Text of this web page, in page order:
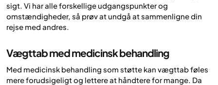
sigt. Vi har alle forskellige udgangspunkter og
omstændigheder, så prøv at undgå at sammenligne din
rejse med andres.
Vægttab med medicinsk behandling
Med medicinsk behandling som støtte kan vægttab føles
mere forudsigeligt og lettere at håndtere for mange. Da